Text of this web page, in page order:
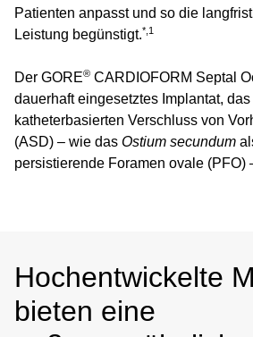
Patienten anpasst und so die
Leistung begünstigt.*,1
Der GORE® CARDIOFORM Septal
dauerhaft eingesetztes Implantat,
katheterbasierten Verschluss von
(ASD) – wie das Ostium secundum
persistierende Foramen ovale (PFO)
Hochentwickelte
bieten eine